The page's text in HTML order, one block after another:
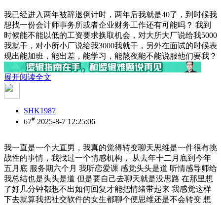
我已经进入两年被辞退倒计时，两年后我就是40了，到时候我
想找一份会计师事务所或者企业财务工作还有可能吗？ 我到
时候能不能以低的工资要求换取机会，对大所大厂说给我5000
我就干，对小所小厂说给我3000我就干，另外在面试的时候表
现出能加班，能出差，能学习，能熬夜能不能说服他们要我？
展开阅读全文
SHK1987
67# 2025-8-7 12:25:06
我一直是一个大直男，我真的觉得转变聊天思维是一件很有挑
战性的事情，我找过一个情感机构， 从去年十二月底到今年
五月底 服务期六个月 我听恋爱课 感觉头头是道 听情感导师给
我总结也是头头是道 但是要自己去聊天就是没思路 在那里想
了好几分钟都想不出如何回复才能把情绪带起来 我感觉这样
下去就算我把社交软件的女生都聊个便思维还是不会转变 想